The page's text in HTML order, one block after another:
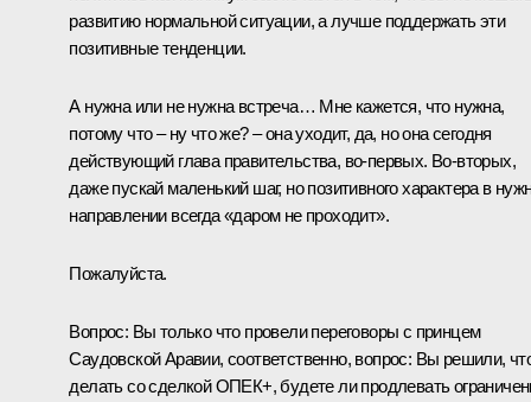
развитию нормальной ситуации, а лучше поддержать эти
позитивные тенденции.
А нужна или не нужна встреча… Мне кажется, что нужна,
потому что – ну что же? – она уходит, да, но она сегодня
действующий глава правительства, во‑первых. Во‑вторых,
даже пускай маленький шаг, но позитивного характера в
направлении всегда «даром не проходит».
Пожалуйста.
Вопрос: Вы только что провели переговоры с принцем
Саудовской Аравии, соответственно, вопрос: Вы решили,
делать со сделкой ОПЕК+, будете ли продлевать